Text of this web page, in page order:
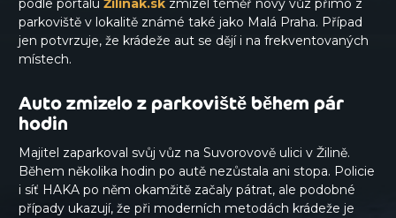
podle portálu Žilinak.sk zmizel téměř nový vůz přímo z
parkoviště v lokalitě známé také jako Malá Praha. Případ
jen potvrzuje, že krádeže aut se dějí i na frekventovaných
místech.
Auto zmizelo z parkoviště během pár
hodin
Majitel zaparkoval svůj vůz na Suvorovově ulici v Žilině.
Během několika hodin po autě nezůstala ani stopa. Policie
i síť HAKA po něm okamžitě začaly pátrat, ale podobné
případy ukazují, že při moderních metodách krádeže je